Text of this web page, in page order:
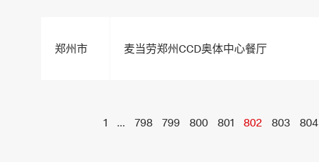
郑州市 麦当劳郑州CCD奥体中心餐厅
1 ... 798 799 800 801 802 803 804